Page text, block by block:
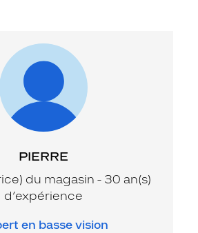
PIERRE
du magasin - 30 an(s)
d’expérience
en basse vision